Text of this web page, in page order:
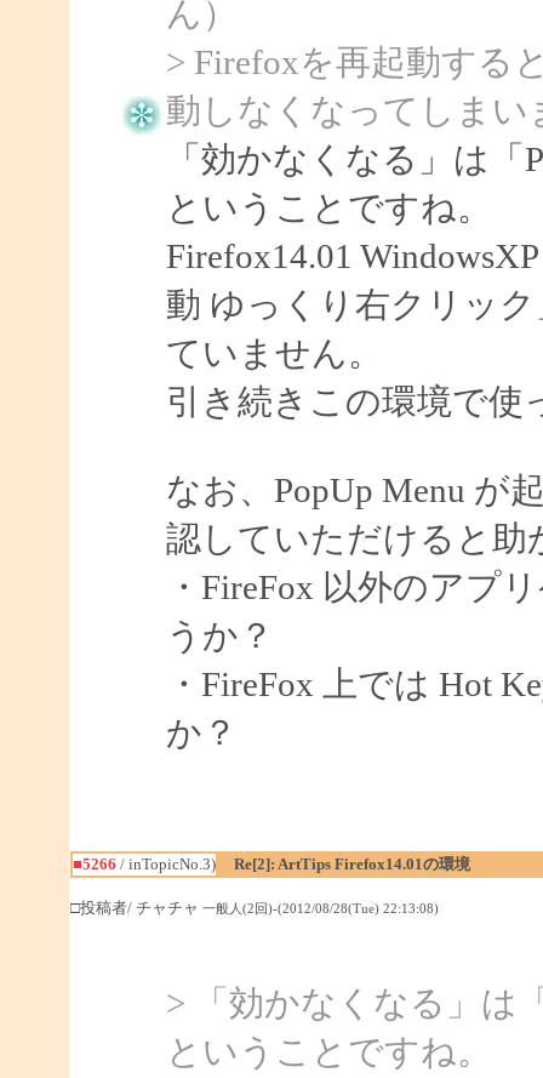
ん）
> Firefoxを再起動する
動しなくなってしまい
「効かなくなる」は
ということですね。
Firefox14.01
動 ゆっくり右クリッ
ていません。
引き続きこの環境で使
なお、PopUp Menu が
認していただけると助
・FireFox 以外のアプ
うか？
・FireFox 上では Hot
か？
■5266 / inTopicNo.3) Re[2]: ArtTips Firefox14.01の環境
□投稿者/ チャチャ 一般人(2回)-(2012/08/28(Tue) 22:13:08)
> 「効かなくなる」は
ということですね。